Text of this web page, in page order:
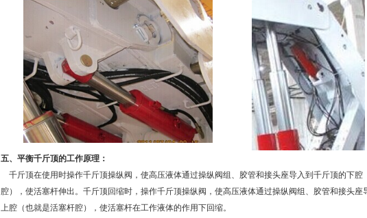
五、平衡千斤顶的工作原理：
千斤顶在使用时操作千斤顶操纵阀，使高压液体通过操纵阀组、胶管和接头座导入到千斤顶的下腔
腔），使活塞杆伸出。千斤顶回缩时，操作千斤顶操纵阀，使高压液体通过操纵阀组、胶管和接头座
上腔（也就是活塞杆腔），使活塞杆在工作液体的作用下回缩。